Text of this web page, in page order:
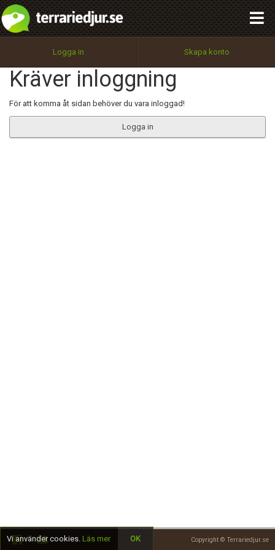
Logga in Skapa konto
Kräver inloggning
För att komma åt sidan behöver du vara inloggad!
Logga in
Copyright © Terrariedjur.se
Utför
100%
OK
integritetspolicy
Namn:
Epost:
Begär nytt lösenord
Tillbaka till förstasidan
Vi använder cookies. Läs mer OK